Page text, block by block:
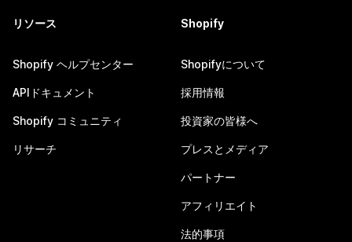
リソース
Shopify ヘルプセンター
APIドキュメント
Shopify コミュニティ
リサーチ
Shopify
Shopifyについて
採用情報
投資家の皆様へ
プレスとメディア
パートナー
アフィリエイト
法的事項